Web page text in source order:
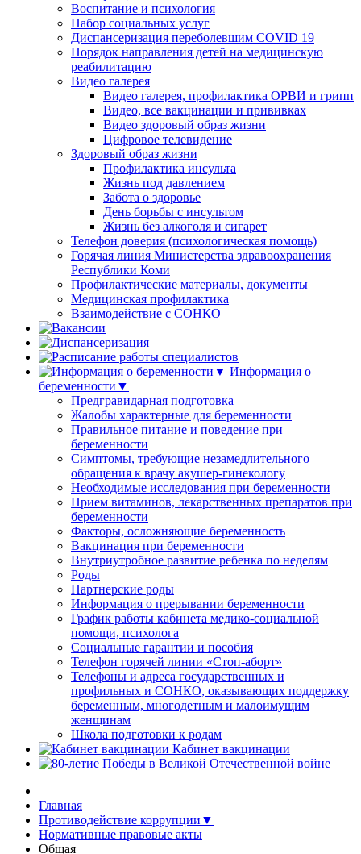
Воспитание и психология
Набор социальных услуг
Диспансеризация переболевшим COVID 19
Порядок направления детей на медицинскую
реабилитацию
Видео галерея
Видео галерея, профилактика ОРВИ и грипп
Видео, все вакцинации и прививках
Видео здоровый образ жизни
Цифровое телевидение
Здоровый образ жизни
Профилактика инсульта
Жизнь под давлением
Забота о здоровье
День борьбы с инсультом
Жизнь без алкоголя и сигарет
Телефон доверия (психологическая помощь)
Горячая линия Министерства здравоохранения
Республики Коми
Профилактические материалы, документы
Медицинская профилактика
Взаимодействие с СОНКО
Информация о
беременности▼
Предгравидарная подготовка
Жалобы характерные для беременности
Правильное питание и поведение при
беременности
Симптомы, требующие незамедлительного
обращения к врачу акушер-гинекологу
Необходимые исследования при беременности
Прием витаминов, лекарственных препаратов при
беременности
Факторы, осложняющие беременность
Вакцинация при беременности
Внутриутробное развитие ребенка по неделям
Роды
Партнерские роды
Информация о прерывании беременности
График работы кабинета медико-социальной
помощи, психолога
Социальные гарантии и пособия
Телефон горячей линии «Стоп-аборт»
Телефоны и адреса государственных и
профильных и СОНКО, оказывающих поддержку
беременным, многодетным и малоимущим
женщинам
Школа подготовки к родам
Кабинет вакцинации
Главная
Противодействие коррупции▼
Нормативные правовые акты
Общая